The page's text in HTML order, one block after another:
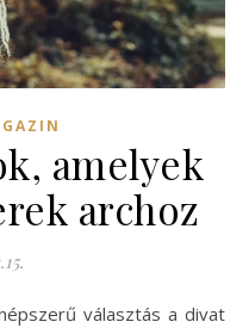
amelyek
archoz